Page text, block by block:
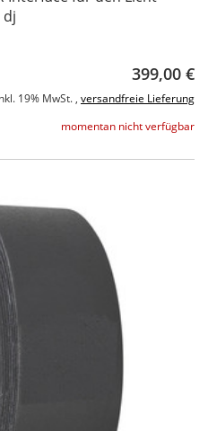
399,00 €
19% MwSt. , versandfreie Lieferung
momentan nicht verfügbar